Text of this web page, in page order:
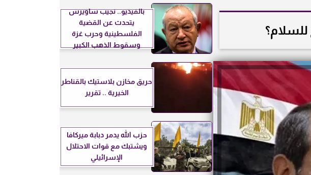
بالفيديو.. نجيب ساويرس
يتحدث عن القضية
الفلسطينية وحرب غزة
وسقوط الذهب الكبير
حريق مخازن بلاستيك بالقناطر
الخيرية .. تقرير
حزب الله يدمر دبابة ميركافا
ويشتبك مع قوات الاحتلال
الإسرائيلي